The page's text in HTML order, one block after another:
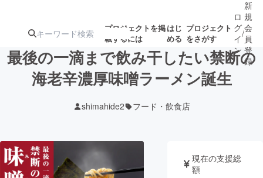
プロジェクトを掲
載するには
はじ
める
プロジェクト
をさがす
ジェクト
募集終了が近いプ
ロジェクト
アート・写真 音楽
ロ
グ
イ
ン
/
新
規
会
員
登
録
最後の一滴まで飲み干したい禁断の
海老辛濃厚味噌ラーメン誕生
shimahide2 フード・飲食店
現在の支援総
額